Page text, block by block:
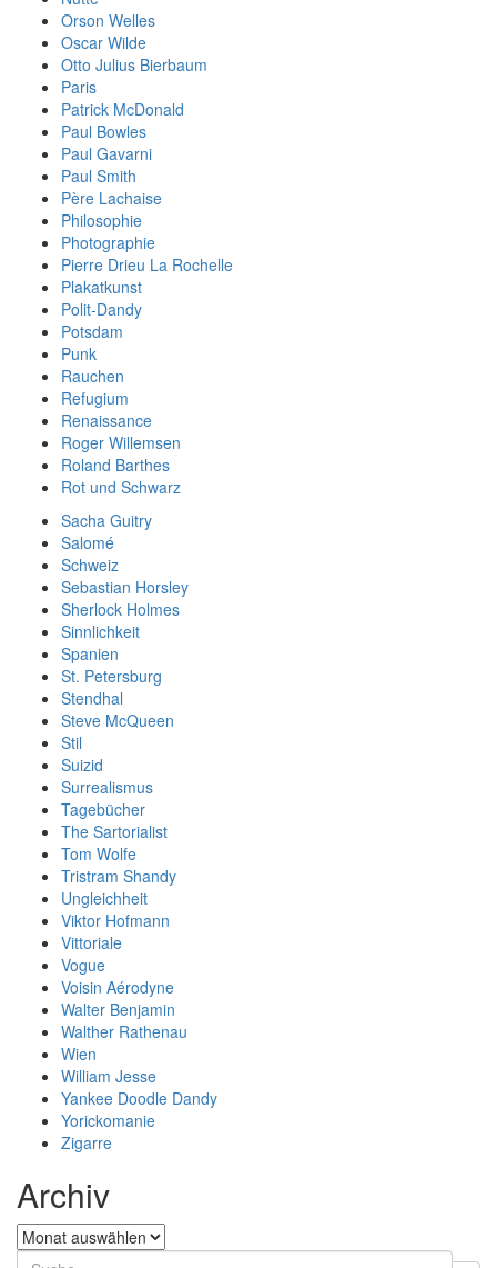
Orson Welles
Oscar Wilde
Otto Julius Bierbaum
Paris
Patrick McDonald
Paul Bowles
Paul Gavarni
Paul Smith
Père Lachaise
Philosophie
Photographie
Pierre Drieu La Rochelle
Plakatkunst
Polit-Dandy
Potsdam
Punk
Rauchen
Refugium
Renaissance
Roger Willemsen
Roland Barthes
Rot und Schwarz
Sacha Guitry
Salomé
Schweiz
Sebastian Horsley
Sherlock Holmes
Sinnlichkeit
Spanien
St. Petersburg
Stendhal
Steve McQueen
Stil
Suizid
Surrealismus
Tagebücher
The Sartorialist
Tom Wolfe
Tristram Shandy
Ungleichheit
Viktor Hofmann
Vittoriale
Vogue
Voisin Aérodyne
Walter Benjamin
Walther Rathenau
Wien
William Jesse
Yankee Doodle Dandy
Yorickomanie
Zigarre
Archiv
Archiv
Search